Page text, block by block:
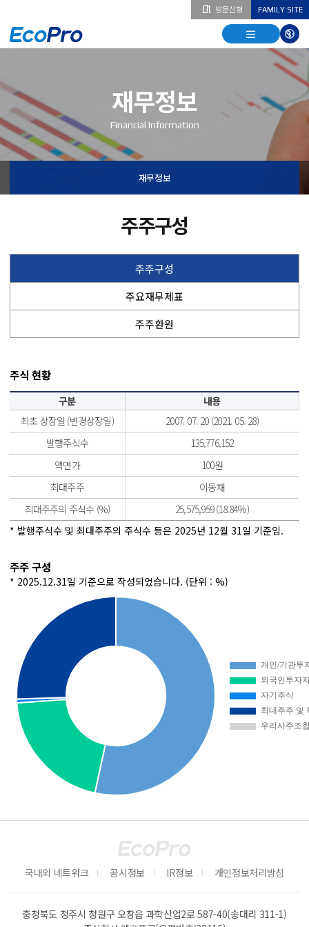
방문신청 FAMILY SITE
열기
열기
다국어
열기
재무정보
Financial Information
재무정보
주주구성
주주구성
주요재무제표
주주환원
주식 현황
주주별 지분율 및 주식 수
표
구성)
구분
내용
최초 상장일 (변경상장일) 2007. 07. 20(2021. 05. 28)
발행주식수
135,776,152
액면가
100원
최대주주
이동채
최대주주의 주식수 (%) 25,575,959(18.84%)
* 발행주식수 및 최대주주의 주식수 등은 2025년 12월 31일 기준임.
주주 구성
* 2025.12.31일 기준으로 작성되었습니다. (단위 : %)
국내외 네트워크 공시정보 IR정보 개인정보처리방침
충청북도 청주시 청원구 오창읍 과학산업2로 587-40(송대리 311-1)